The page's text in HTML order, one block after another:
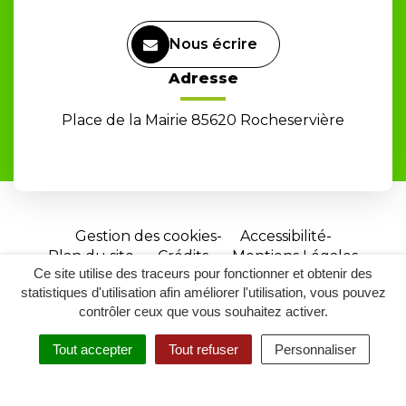
Ce site utilise des traceurs pour fonctionner et obtenir des
statistiques d'utilisation afin améliorer l'utilisation, vous pouvez
contrôler ceux que vous souhaitez activer.
Tout accepter Tout refuser Personnaliser
RECHERCHER
ACCESSIBILITÉ
Nous écrire
Adresse
Place de la Mairie 85620 Rocheservière
Gestion des cookies
Accessibilité
Plan du site
Crédits
Mentions Légales
Site
réalisé
par
Inovagora